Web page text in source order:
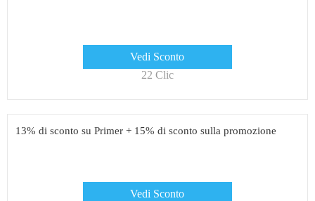
Vedi Sconto
22 Clic
13% di sconto su Primer + 15% di sconto sulla promozione
Vedi Sconto